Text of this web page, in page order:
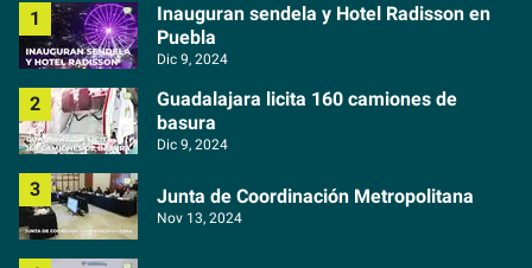
Inauguran sendela y Hotel Radisson en
Puebla
Dic 9, 2024
Guadalajara licita 160 camiones de
basura
Dic 9, 2024
Junta de Coordinación Metropolitana
Nov 13, 2024